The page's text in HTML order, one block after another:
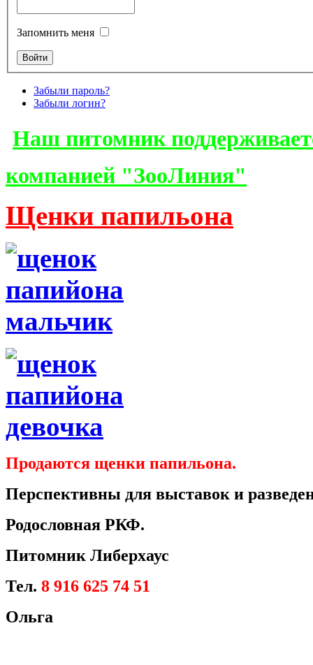
Запомнить меня
Забыли пароль?
Забыли логин?
Наш питомник
компанией "ЗооЛиния"
Щенки папильона
Продаются щенки папильона.
Перспективны для выставок и
Родословная РКФ.
Питомник Либерхаус
Тел. 8 916 625 74 51
Ольга